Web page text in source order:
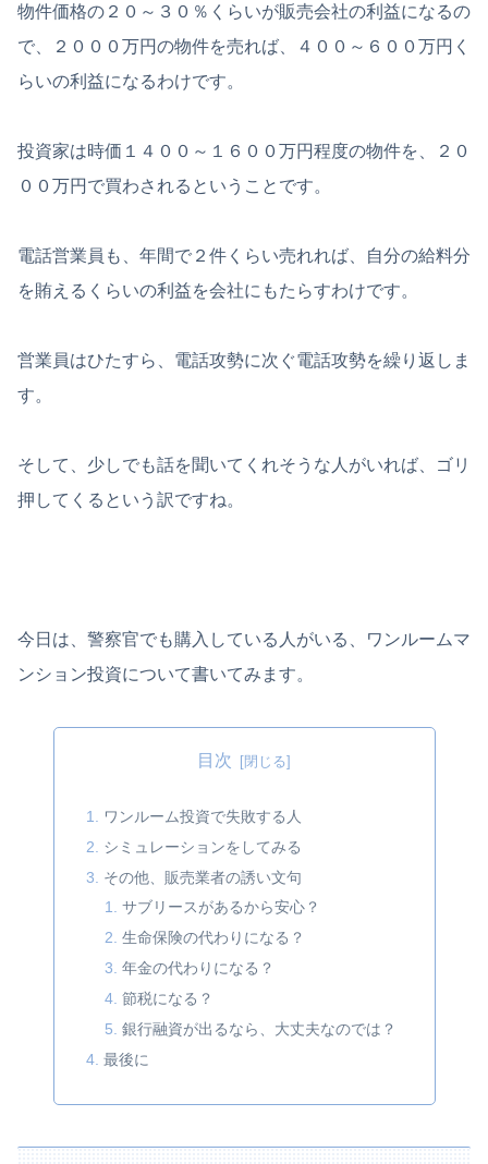
物件価格の２０～３０％くらいが販売会社の利益になるの
で、２０００万円の物件を売れば、４００～６００万円く
らいの利益になるわけです。
投資家は時価１４００～１６００万円程度の物件を、２０
００万円で買わされるということです。
電話営業員も、年間で２件くらい売れれば、自分の給料分
を賄えるくらいの利益を会社にもたらすわけです。
営業員はひたすら、電話攻勢に次ぐ電話攻勢を繰り返しま
す。
そして、少しでも話を聞いてくれそうな人がいれば、ゴリ
押してくるという訳ですね。
今日は、警察官でも購入している人がいる、ワンルームマ
ンション投資について書いてみます。
目次
ワンルーム投資で失敗する人
シミュレーションをしてみる
その他、販売業者の誘い文句
サブリースがあるから安心？
生命保険の代わりになる？
年金の代わりになる？
節税になる？
銀行融資が出るなら、大丈夫なのでは？
最後に